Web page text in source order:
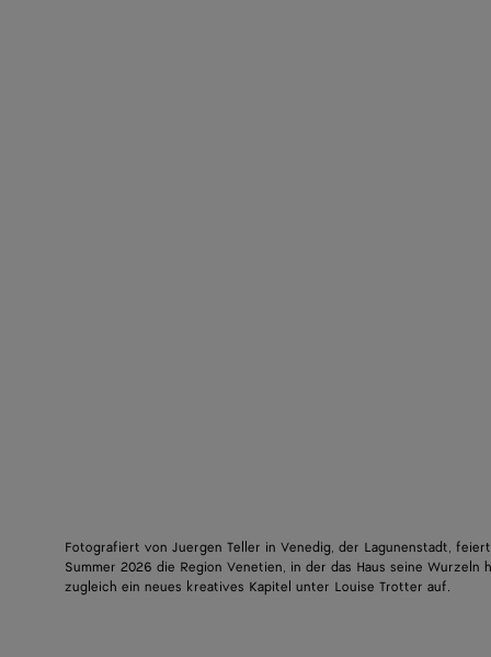
Fotografiert von Juergen Teller in Venedig, der Lagunenstadt,
Summer 2026 die Region Venetien, in der das Haus seine Wurzeln
zugleich ein neues kreatives Kapitel unter Louise Trotter auf.